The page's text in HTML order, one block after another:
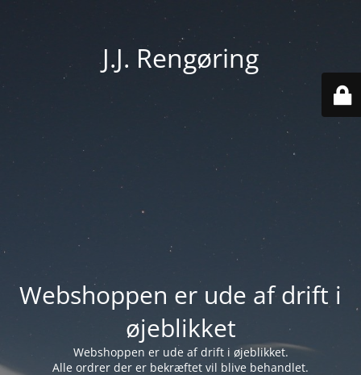
J.J. Rengøring
Webshoppen er ude af drift i
øjeblikket
Webshoppen er ude af drift i øjeblikket.
Alle ordrer der er bekræftet vil blive behandlet.